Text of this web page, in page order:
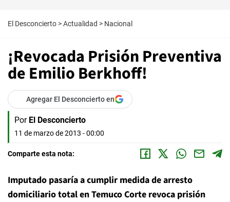
El Desconcierto >Actualidad > Nacional
¡Revocada Prisión Preventiva
de Emilio Berkhoff!
Agregar El Desconcierto en
Por El Desconcierto
11 de marzo de 2013 - 00:00
Comparte esta nota:
Imputado pasaría a cumplir medida de arresto
domiciliario total en TemucoCorte revoca prisión